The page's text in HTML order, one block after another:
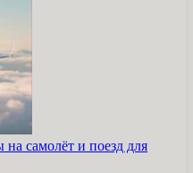
самолёт и поезд для